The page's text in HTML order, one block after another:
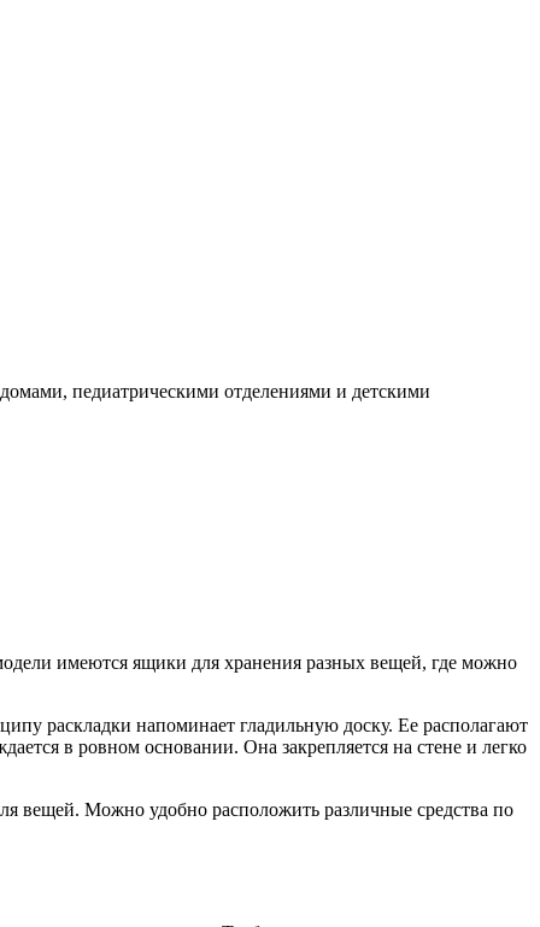
педиатрическими отделениями и детскими
имеются ящики для хранения разных вещей, где можно
раскладки напоминает гладильную доску. Ее располагают
в ровном основании. Она закрепляется на стене и легко
вещей. Можно удобно расположить различные средства по